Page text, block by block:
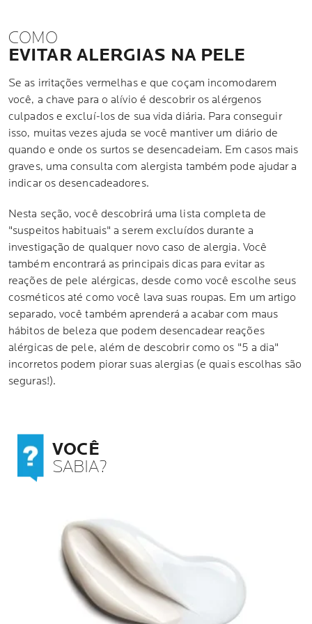
COMO
EVITAR ALERGIAS NA PELE
Se as irritações vermelhas e que coçam incomodarem
você, a chave para o alívio é descobrir os alérgenos
culpados e excluí-los de sua vida diária. Para conseguir
isso, muitas vezes ajuda se você mantiver um diário de
quando e onde os surtos se desencadeiam. Em casos mais
graves, uma consulta com alergista também pode ajudar a
indicar os desencadeadores.
Nesta seção, você descobrirá uma lista completa de
"suspeitos habituais" a serem excluídos durante a
investigação de qualquer novo caso de alergia. Você
também encontrará as principais dicas para evitar as
reações de pele alérgicas, desde como você escolhe seus
cosméticos até como você lava suas roupas. Em um artigo
separado, você também aprenderá a acabar com maus
hábitos de beleza que podem desencadear reações
alérgicas de pele, além de descobrir como os "5 a dia"
incorretos podem piorar suas alergias (e quais escolhas são
seguras!).
VOCÊ
SABIA?